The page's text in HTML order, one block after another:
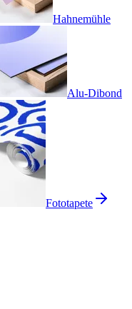
Hahnemühle
Alu-Dibond
Fototapete